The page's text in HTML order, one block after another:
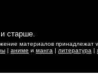
старше.
материалов принадлежат
| аниме и манга | литература |